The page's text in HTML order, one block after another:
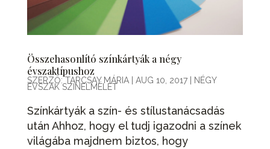
Összehasonlító színkártyák a négy
évszaktípushoz
SZERZŐ: TARCSAY MÁRIA| AUG 10, 2017| NÉGY
ÉVSZAK SZÍNELMÉLET
Színkártyák a szín- és stílustanácsadás
után Ahhoz, hogy el tudj igazodni a színek
világába majdnem biztos, hogy